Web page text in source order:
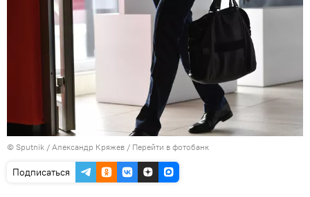
© Sputnik / Александр Кряжев / Перейти в фотобанк
Подписаться